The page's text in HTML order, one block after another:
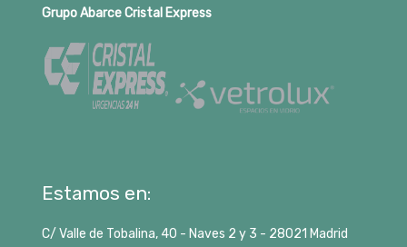
Grupo Abarce Cristal Express
Estamos en:
C/ Valle de Tobalina, 40 - Naves 2 y 3 - 28021 Madrid